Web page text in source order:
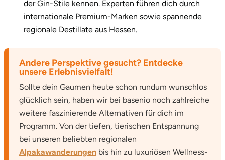
der Gin-Stile kennen. Experten führen dich durch
internationale Premium-Marken sowie spannende
regionale Destillate aus Hessen.
Andere Perspektive gesucht? Entdecke
unsere Erlebnisvielfalt!
Sollte dein Gaumen heute schon rundum wunschlos
glücklich sein, haben wir bei basenio noch zahlreiche
weitere faszinierende Alternativen für dich im
Programm. Von der tiefen, tierischen Entspannung
bei unseren beliebten regionalen
Alpakawanderungen bis hin zu luxuriösen Wellness-